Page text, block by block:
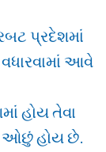
પ્રદેશમાં
આવે
હોય તેવા
ઓછું હોય છે.